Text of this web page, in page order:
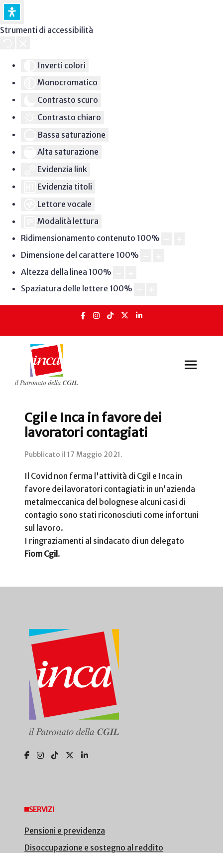
Strumenti di accessibilità
Inverti colori
Monocromatico
Contrasto scuro
Contrasto chiaro
Bassa saturazione
Alta saturazione
Evidenzia link
Evidenzia titoli
Lettore vocale
Modalità lettura
Ridimensionamento contenuto 100%
Dimensione del carattere 100%
Altezza della linea 100%
Spaziatura delle lettere 100%
Cgil e Inca in favore dei
lavoratori contagiati
Pubblicato il 17 Maggio 2021.
Il Covid non ferma l'attività di Cgil e Inca in
favore dei lavoratori contagiati: in un'azienda
metalmeccanica del bolognese alcuni casi di
contagio sono stati riconosciuti come infortuni
sul lavoro.
I ringraziamenti al sindacato di un delegato
Fiom Cgil .
SERVIZI
Pensioni e previdenza
Disoccupazione e sostegno al reddito